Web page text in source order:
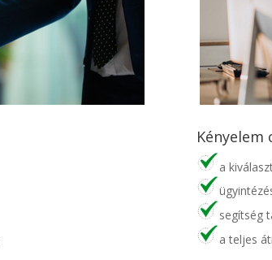
Kényelem
a
segítség
a teljes